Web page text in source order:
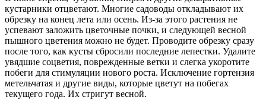
кустарники отцветают. Многие садоводы откладывают их
обрезку на конец лета или осень. Из-за этого растения не
успевают заложить цветочные почки, и следующей весной
пышного цветения можно не будет. Проводите обрезку сразу
после того, как кусты сбросили последние лепестки. Удалите
увядшие соцветия, поврежденные ветки и слегка укоротите
побеги для стимуляции нового роста. Исключение гортензия
метельчатая и другие виды, которые цветут на побегах
текущего года. Их стригут весной.